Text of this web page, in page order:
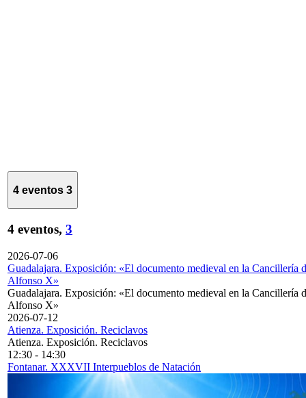
4 eventos 3
4 eventos, 3
2026-07-06
Guadalajara. Exposición: «El documento medieval en la Cancillería
Alfonso X»
Guadalajara. Exposición: «El documento medieval en la Cancillería
Alfonso X»
2026-07-12
Atienza. Exposición. Reciclavos
Atienza. Exposición. Reciclavos
12:30 - 14:30
Fontanar. XXXVII Interpueblos de Natación